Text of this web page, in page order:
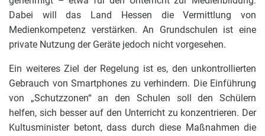
Dabei will das Land Hessen die Vermittlung von
Medienkompetenz verstärken. An Grundschulen ist eine
private Nutzung der Geräte jedoch nicht vorgesehen.
Ein weiteres Ziel der Regelung ist es, den unkontrollierten
Gebrauch von Smartphones zu verhindern. Die Einführung
von „Schutzzonen“ an den Schulen soll den Schülern
helfen, sich besser auf den Unterricht zu konzentrieren. Der
Kultusminister betont, dass durch diese Maßnahmen die